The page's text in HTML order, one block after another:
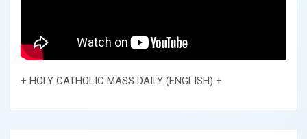
+ HOLY CATHOLIC MASS DAILY (ENGLISH) +